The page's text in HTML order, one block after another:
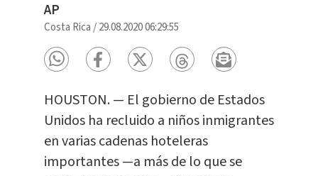
AP
Costa Rica /29.08.2020 06:29:55
HOUSTON. — El gobierno de Estados
Unidos ha recluido a niños inmigrantes
en varias cadenas hoteleras
importantes —a más de lo que se